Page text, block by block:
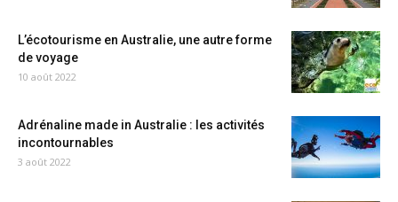
L’écotourisme en Australie, une autre forme
de voyage
10 août 2022
Adrénaline made in Australie : les activités
incontournables
3 août 2022